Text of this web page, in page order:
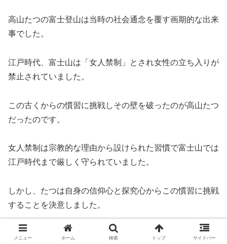
高山たつの富士登山は当時の社会通念を覆す画期的な出来
事でした。
江戸時代、富士山は「女人禁制」とされ女性の立ち入りが
禁止されていました。
この古くからの慣習に挑戦しその壁を破ったのが高山たつ
だったのです。
女人禁制は宗教的な理由から設けられた習慣で富士山では
江戸時代まで厳しく守られていました。
しかし、たつは自身の信仰心と探究心からこの慣習に挑戦
することを決意しました。
たつの登山は非常に困難を極めたと考えられます。
メニュー ホーム 検索 トップ サイドバー